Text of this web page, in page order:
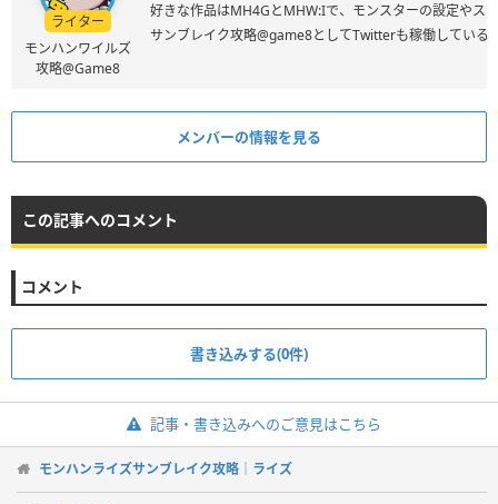
ライター
モンハンワイルズ
攻略@Game8
好きな作品はMH4GとMHW:Iで、モンスターの設定やス
サンブレイク攻略@game8としてTwitterも稼働している
メンバーの情報を見る
この記事へのコメント
コメント
書き込みする(0件)
記事・書き込みへのご意見はこちら
モンハンライズサンブレイク攻略｜ライズ